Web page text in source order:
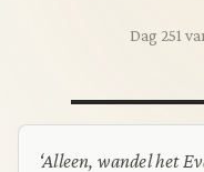
Dag 251
‘Alleen, wandel het